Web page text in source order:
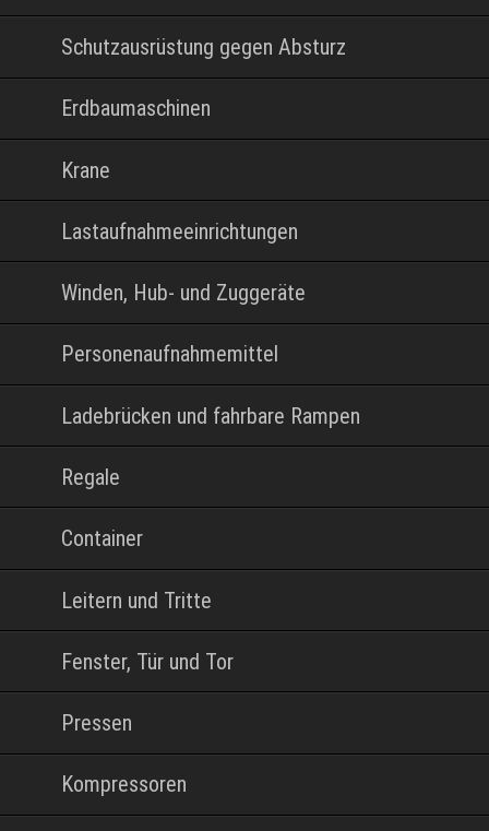
Schutzausrüstung gegen Absturz
Erdbaumaschinen
Krane
Lastaufnahmeeinrichtungen
Winden, Hub- und Zuggeräte
Personenaufnahmemittel
Ladebrücken und fahrbare Rampen
Regale
Container
Leitern und Tritte
Fenster, Tür und Tor
Pressen
Kompressoren